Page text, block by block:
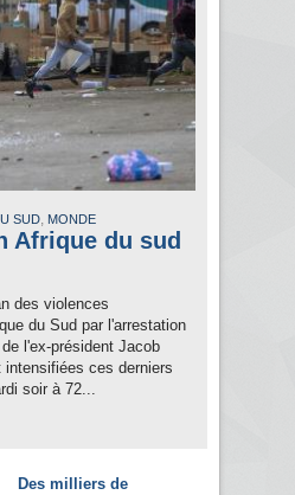
SUD, MONDE
Afrique du sud
des violences
du Sud par l'arrestation
l'ex-président Jacob
ces derniers
soir à 72...
Des milliers de